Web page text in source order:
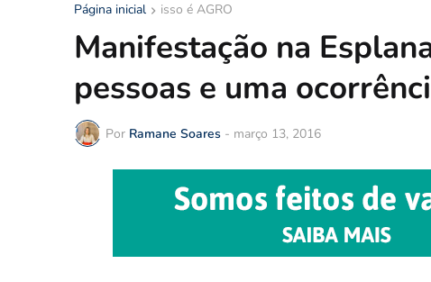
Página inicial isso é AGRO
Manifestação na
pessoas e uma
Por Ramane Soares - março 13, 2016